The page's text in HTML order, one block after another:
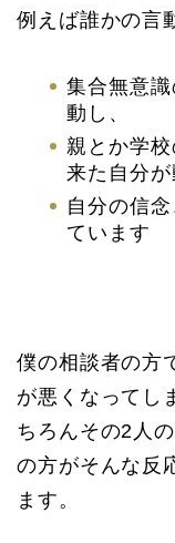
例えば誰かの言
集合無意
動し、
親とか学
来た自分
自分の信
ています
僕の相談者の方
が悪くなってし
ちろんその2人
の方がそんな反
ます。